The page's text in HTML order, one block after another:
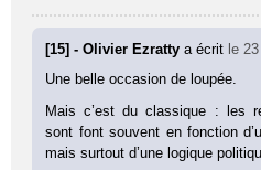
[15] - Olivier Ezrattya écrit le
Une belle occasion de loupée.
Mais c’est du classique : les
sont font souvent en fonction
mais surtout d’une logique